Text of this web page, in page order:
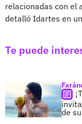
relacionadas con el
detalló Idartes en
Te puede
de